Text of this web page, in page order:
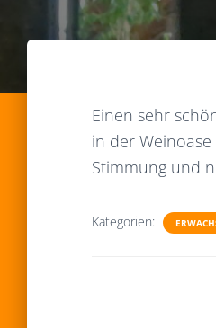
Einen sehr
in der
Stimmung und
Kategorien: